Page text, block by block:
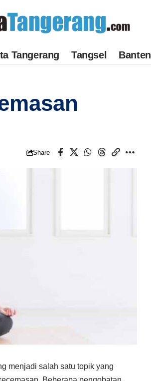
Tangerang Tangsel Banten
Share
menjadi salah satu topik yang